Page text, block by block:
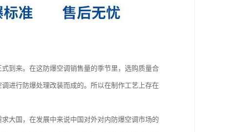
到来。在这防爆空调销售量的季节里，选购质量合
进行防爆处理改装而成的。所以在制作工艺上存在
大国，在发展中来说中国对外对内防爆空调市场的